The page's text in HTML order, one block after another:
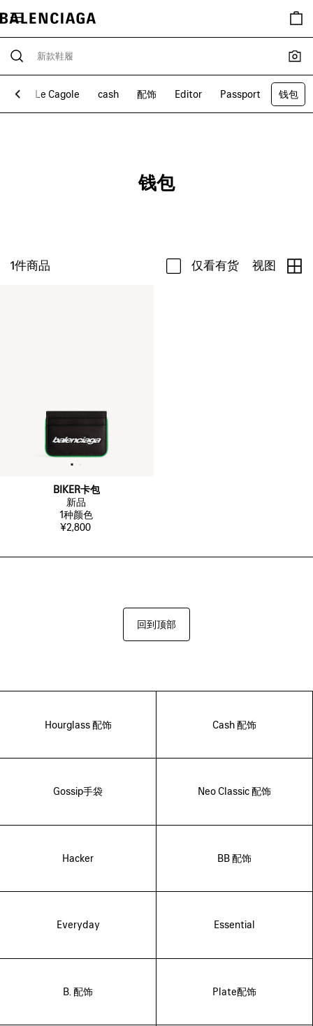
Le Cagole cash 配饰 Editor Passport 钱包
钱包
1件商品 仅看有货 视图
BIKER卡包
新品
1种颜色
¥2,800
回到顶部
Hourglass 配饰 Cash 配饰
Gossip手袋 Neo Classic 配饰
Hacker BB 配饰
Everyday Essential
B. 配饰 Plate配饰